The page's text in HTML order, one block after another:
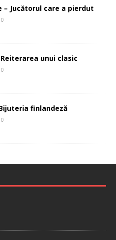
– Jucătorul care a pierdut
0
unui clasic
0
finlandeză
0